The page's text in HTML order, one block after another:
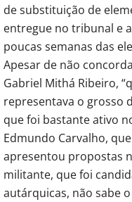
de substituição de
entregue no tribunal e
poucas semanas das
Apesar de não
Gabriel Mithá Ribeiro,
representava o grosso
que foi bastante ativo
Edmundo Carvalho,
apresentou propostas
militante, que foi
autárquicas, não sabe